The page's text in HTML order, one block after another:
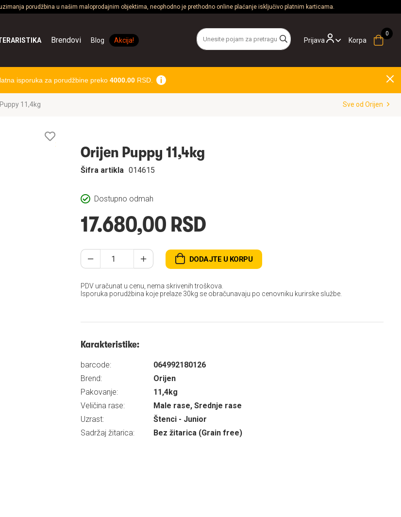
porudžbina u našim maloprodajnim objektima, neophodno je prethodno online plaćanje isključivo platnim karticama.
Prijava
Brendovi Blog Akcija! Korpa
isporuka za porudžbine preko 4000.00RSD.
11,4kg Sve od Orijen
želja
Orijen Puppy 11,4kg
Dostupno odmah
Šifra artikla 014615
17.680,00 RSD
DODAJTE U KORPU
PDV uračunat u cenu, nema skrivenih troškova.
Isporuka porudžbina koje prelaze 30kg se obračunavaju po cenovniku kurirske službe.
Karakteristike:
barcode:
064992180126
Brend:
Orijen
Pakovanje:
11,4kg
Veličina rase:
Male rase, Srednje rase
Uzrast:
Štenci - Junior
Sadržaj žitarica:
Bez žitarica (Grain free)